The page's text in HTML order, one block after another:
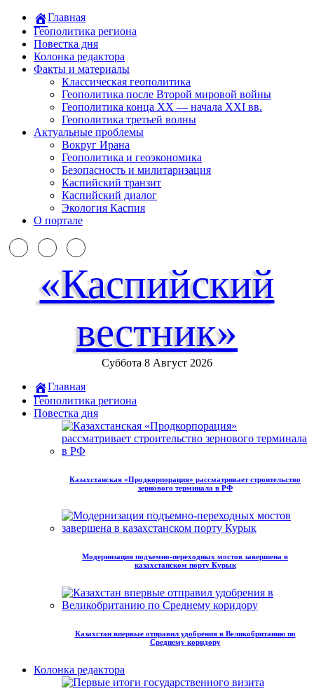
Главная
Геополитика региона
Повестка дня
Колонка редактора
Факты и материалы
Классическая геополитика
Геополитика после Второй мировой войны
Геополитика конца XX — начала XXI вв.
Геополитика третьей волны
Актуальные проблемы
Вокруг Ирана
Геополитика и геоэкономика
Безопасность и милитаризация
Каспийский транзит
Каспийский диалог
Экология Каспия
О портале
«Каспийский
вестник»
Суббота 8 Август 2026
Главная
Геополитика региона
Повестка дня
Казахстанская «Продкорпорация» рассматривает строительство
зернового терминала в РФ
Модернизация подъемно-переходных мостов завершена в
казахстанском порту Курык
Казахстан впервые отправил удобрения в Великобританию по
Среднему коридору
Колонка редактора